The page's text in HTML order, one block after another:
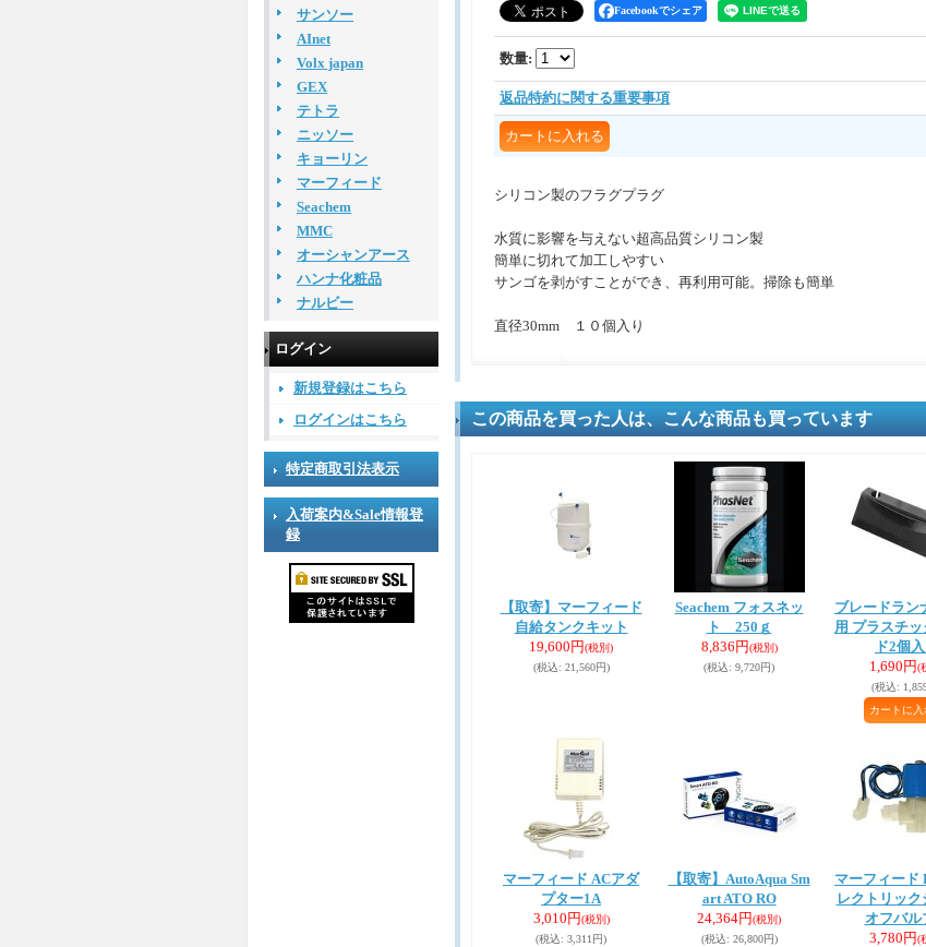
サンソー
AInet
Volx japan
GEX
テトラ
ニッソー
キョーリン
マーフィード
Seachem
MMC
オーシャンアース
ハンナ化粧品
ナルビー
ログイン
新規登録はこちら
ログインはこちら
特定商取引法表示
入荷案内&Sale情報登
録
Facebookでシェア
数量:
返品特約に関する重要事項
シリコン製のフラグプラグ
水質に影響を与えない超高品質シリコン製
簡単に切れて加工しやすい
サンゴを剥がすことができ、再利用可能。掃除も簡単
直径30mm １０個入り
この商品を買った人は、こんな商品も買っています
【取寄】マーフィード
自給タンクキット
19,600円(税別)
(税込: 21,560円)
Seachem フォスネッ
ト 250ｇ
8,836円(税別)
(税込: 9,720円)
ブレードラン
用 プラスチ
ド2個
1,690円(
(税込:
マーフィード ACアダ
プター1A
3,010円(税別)
(税込: 3,311円)
【取寄】AutoAqua Sm
art ATO RO
24,364円(税別)
(税込: 26,800円)
マーフィード
レクトリック
オフバル
3,780円(